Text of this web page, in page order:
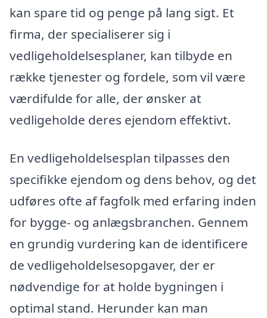
kan spare tid og penge på lang sigt. Et
firma, der specialiserer sig i
vedligeholdelsesplaner, kan tilbyde en
række tjenester og fordele, som vil være
værdifulde for alle, der ønsker at
vedligeholde deres ejendom effektivt.
En vedligeholdelsesplan tilpasses den
specifikke ejendom og dens behov, og det
udføres ofte af fagfolk med erfaring inden
for bygge- og anlægsbranchen. Gennem
en grundig vurdering kan de identificere
de vedligeholdelsesopgaver, der er
nødvendige for at holde bygningen i
optimal stand. Herunder kan man